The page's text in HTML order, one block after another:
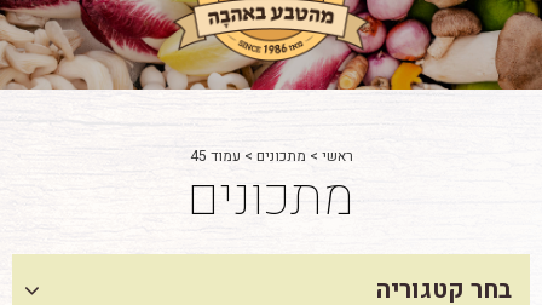
ראשי > מתכונים > עמוד 45
מתכונים
בחר קטגוריה